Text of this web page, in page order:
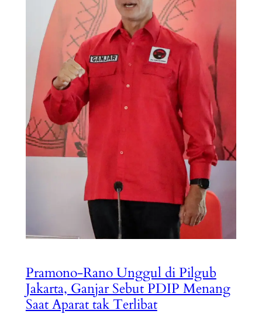
Pramono-Rano Unggul di Pilgub
Jakarta, Ganjar Sebut PDIP Menang
Saat Aparat tak Terlibat